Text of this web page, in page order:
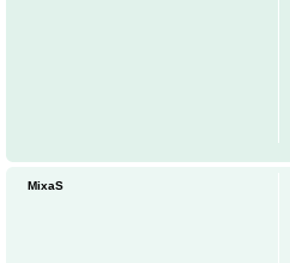
MixaS